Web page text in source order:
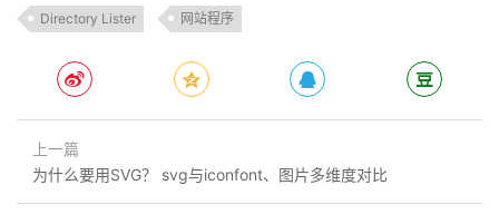
Directory Lister 网站程序
上一篇
为什么要用SVG？ svg与iconfont、图片多维度对比